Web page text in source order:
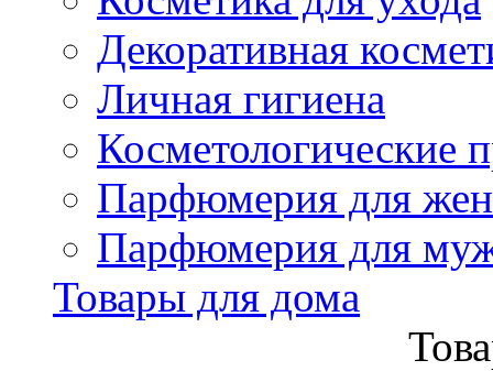
Декоративная
Личная гигиена
Косметологические
Парфюмерия для
Парфюмерия для
Товары для дома